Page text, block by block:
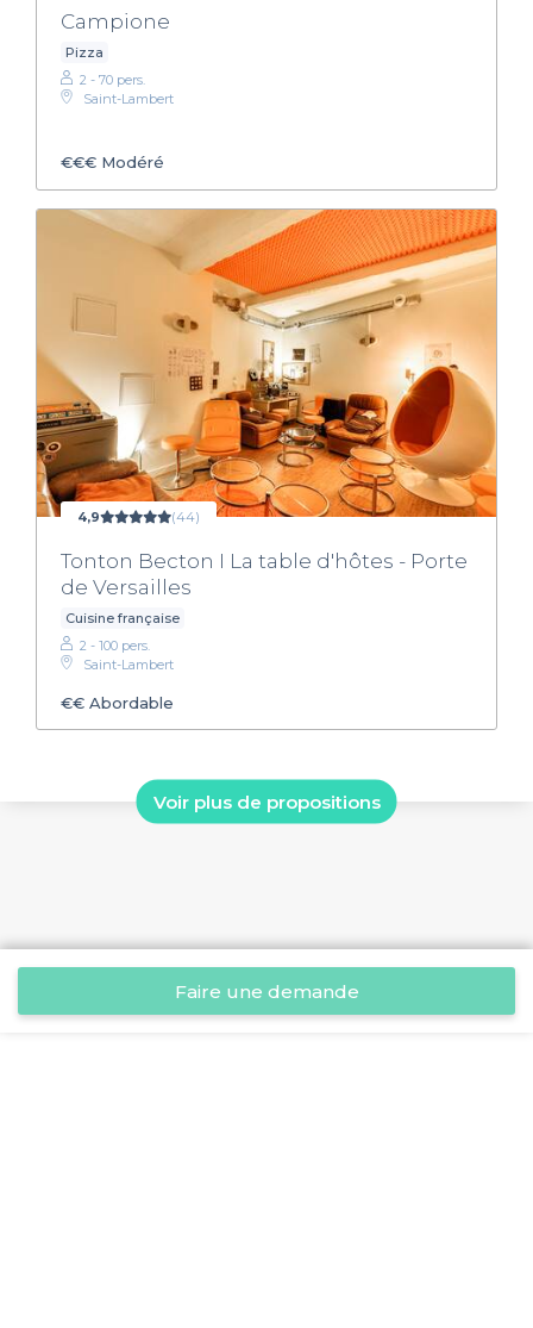
Campione
Pizza
2 - 70 pers.
Saint-Lambert
€€€ Modéré
4,9 (44)
Tonton Becton I La table d'hôtes - Porte
de Versailles
Cuisine française
2 - 100 pers.
Saint-Lambert
€€ Abordable
Voir plus de propositions
Faire une demande